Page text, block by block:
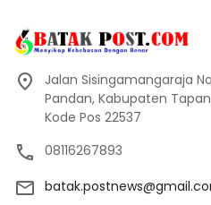
Jalan Sisingamangaraja
Pandan, Kabupaten
Kode Pos 22537
08116267893